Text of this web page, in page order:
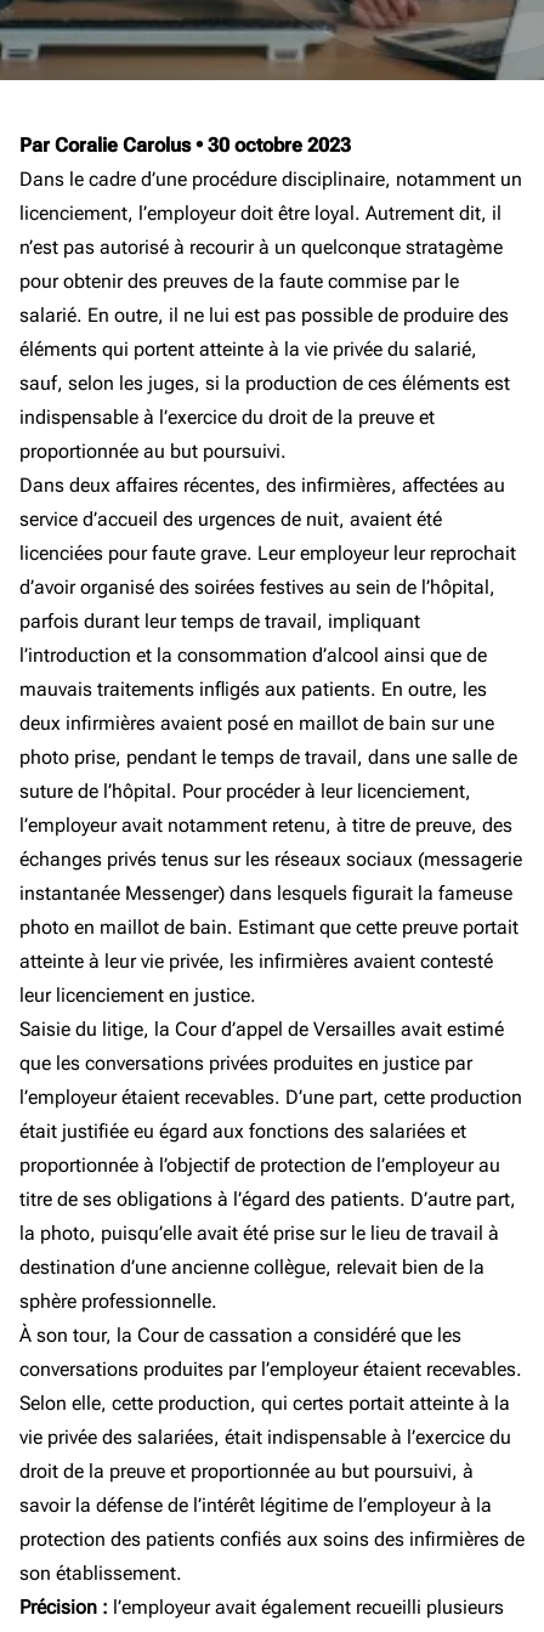
Par Coralie Carolus• 30 octobre 2023
Dans le cadre d’une procédure disciplinaire, notamment un
licenciement, l’employeur doit être loyal. Autrement dit, il
n’est pas autorisé à recourir à un quelconque stratagème
pour obtenir des preuves de la faute commise par le
salarié. En outre, il ne lui est pas possible de produire des
éléments qui portent atteinte à la vie privée du salarié,
sauf, selon les juges, si la production de ces éléments est
indispensable à l’exercice du droit de la preuve et
proportionnée au but poursuivi.
Dans deux affaires récentes, des infirmières, affectées au
service d’accueil des urgences de nuit, avaient été
licenciées pour faute grave. Leur employeur leur reprochait
d’avoir organisé des soirées festives au sein de l’hôpital,
parfois durant leur temps de travail, impliquant
l’introduction et la consommation d’alcool ainsi que de
mauvais traitements infligés aux patients. En outre, les
deux infirmières avaient posé en maillot de bain sur une
photo prise, pendant le temps de travail, dans une salle de
suture de l’hôpital. Pour procéder à leur licenciement,
l’employeur avait notamment retenu, à titre de preuve, des
échanges privés tenus sur les réseaux sociaux (messagerie
instantanée Messenger) dans lesquels figurait la fameuse
photo en maillot de bain. Estimant que cette preuve portait
atteinte à leur vie privée, les infirmières avaient contesté
leur licenciement en justice.
Saisie du litige, la Cour d’appel de Versailles avait estimé
que les conversations privées produites en justice par
l’employeur étaient recevables. D’une part, cette production
était justifiée eu égard aux fonctions des salariées et
proportionnée à l’objectif de protection de l’employeur au
titre de ses obligations à l’égard des patients. D’autre part,
la photo, puisqu’elle avait été prise sur le lieu de travail à
destination d’une ancienne collègue, relevait bien de la
sphère professionnelle.
À son tour, la Cour de cassation a considéré que les
conversations produites par l’employeur étaient recevables.
Selon elle, cette production, qui certes portait atteinte à la
vie privée des salariées, était indispensable à l’exercice du
droit de la preuve et proportionnée au but poursuivi, à
savoir la défense de l’intérêt légitime de l’employeur à la
protection des patients confiés aux soins des infirmières de
son établissement.
Précision : l’employeur avait également recueilli plusieurs